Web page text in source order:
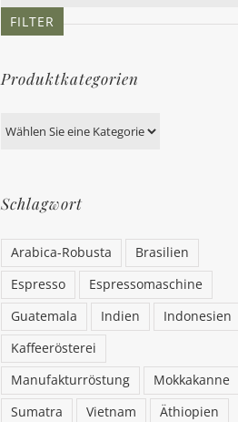
Preis
FILTER
Produktkategorien
Schlagwort
Arabica-Robusta
Brasilien
Espresso
Espressomaschine
Guatemala
Indien
Indonesien
Kaffeerösterei
Manufakturröstung
Mokkakanne
Sumatra
Vietnam Äthiopien